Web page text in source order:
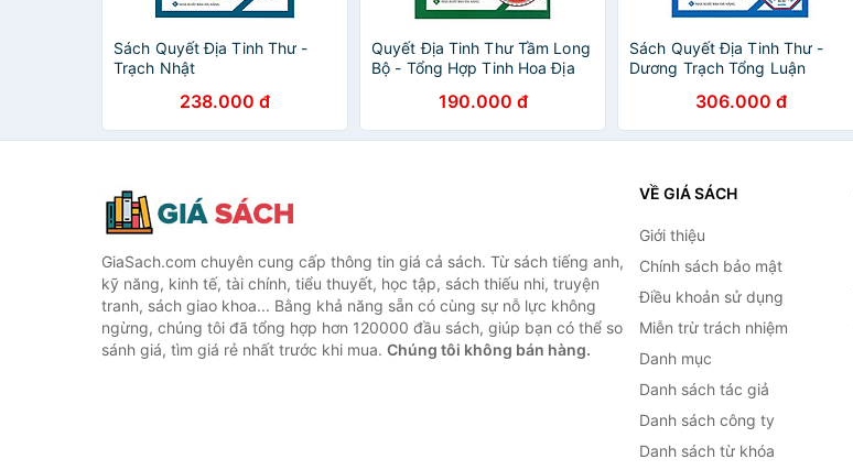
Sách Quyết Địa Tinh Thư -
Trạch Nhật
238.000 đ
Quyết Địa Tinh Thư Tầm Long
Bộ - Tổng Hợp Tinh Hoa Địa
Ẩn (Tập 2)190.000 đ
Sách Quyết Địa Tinh Thư -
Dương Trạch Tổng Luận
306.000 đ
GiaSach.com chuyên cung cấp thông tin giá cả sách. Từ sách tiếng anh,
kỹ năng, kinh tế, tài chính, tiểu thuyết, học tập, sách thiếu nhi, truyện
tranh, sách giao khoa... Bằng khả năng sẵn có cùng sự nỗ lực không
ngừng, chúng tôi đã tổng hợp hơn 120000 đầu sách, giúp bạn có thể so
sánh giá, tìm giá rẻ nhất trước khi mua. Chúng tôi không bán hàng.
VỀ GIÁ SÁCH
Giới thiệu
Chính sách bảo mật
Điều khoản sử dụng
Miễn trừ trách nhiệm
Danh mục
Danh sách tác giả
Danh sách công ty
Danh sách từ khóa